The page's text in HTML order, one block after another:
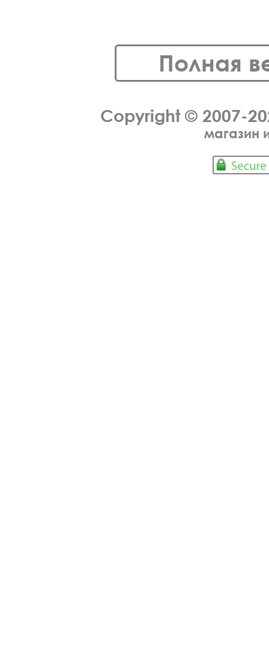
Полная
Copyright © 2007-
магазин